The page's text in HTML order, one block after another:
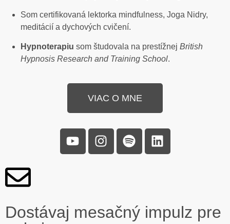
Som certifikovaná lektorka mindfulness, Joga Nidry,
meditácií a dychových cvičení.
Hypnoterapiu som študovala na prestížnej British
Hypnosis Research and Training School.
VIAC O MNE
Dostávaj mesačný impulz pre